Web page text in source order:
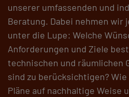
unserer umfassenden und
Beratung. Dabei nehmen wir
unter die Lupe: Welche
Anforderungen und Ziele
technischen und räumlichen
sind zu berücksichtigen?
Pläne auf nachhaltige Weise